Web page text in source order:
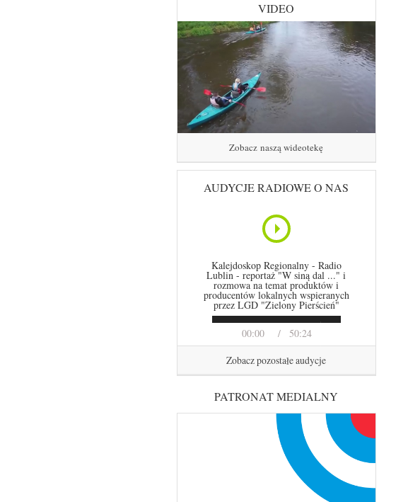
VIDEO
Zobacz naszą wideotekę
AUDYCJE RADIOWE O NAS
00:00 50:24
Kalejdoskop Regionalny - Radio
Lublin - reportaż "W siną dal ..." i
rozmowa na temat produktów i
producentów lokalnych wspieranych
przez LGD "Zielony Pierścień"
Zobacz pozostałe audycje
PATRONAT MEDIALNY